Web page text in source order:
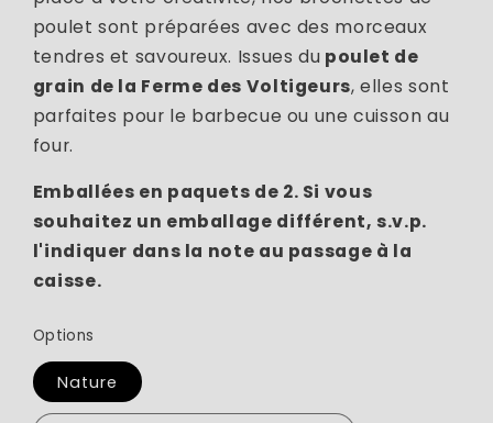
poulet sont préparées avec des morceaux
tendres et savoureux. Issues du poulet de
grain de la Ferme des Voltigeurs, elles sont
parfaites pour le barbecue ou une cuisson au
four.
Emballées en paquets de 2. Si vous
souhaitez un emballage différent, s.v.p.
l'indiquer dans la note au passage à la
caisse.
Options
Nature